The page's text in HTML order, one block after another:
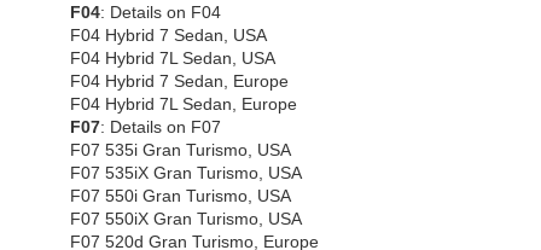
F04: Details on F04
F04 Hybrid 7 Sedan, USA
F04 Hybrid 7L Sedan, USA
F04 Hybrid 7 Sedan, Europe
F04 Hybrid 7L Sedan, Europe
F07: Details on F07
F07 535i Gran Turismo, USA
F07 535iX Gran Turismo, USA
F07 550i Gran Turismo, USA
F07 550iX Gran Turismo, USA
F07 520d Gran Turismo, Europe